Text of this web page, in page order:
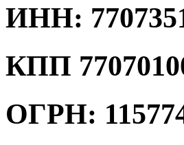
ИНН:
КПП
ОГРН: